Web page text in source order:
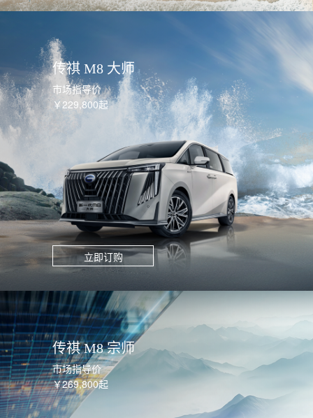
传祺 M8 大师
市场指导价
￥229,800起
立即订购
传祺 M8 宗师
市场指导价
￥269,800起